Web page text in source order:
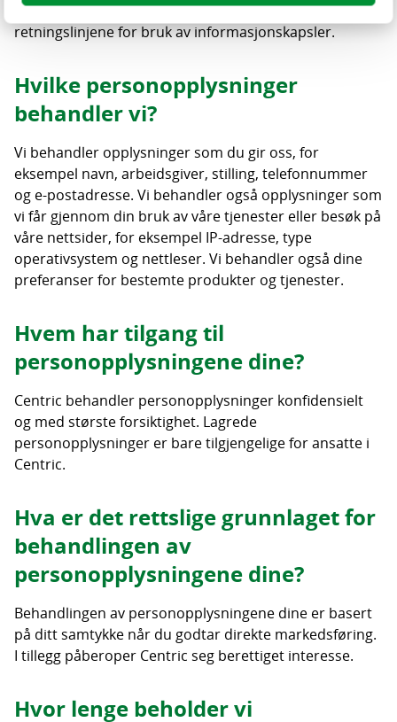
detaljert oversikt over informasjonskapslene vi bruker i
retningslinjene for bruk av informasjonskapsler.
Hvilke personopplysninger
behandler vi?
Vi behandler opplysninger som du gir oss, for
eksempel navn, arbeidsgiver, stilling, telefonnummer
og e-postadresse. Vi behandler også opplysninger som
vi får gjennom din bruk av våre tjenester eller besøk på
våre nettsider, for eksempel IP-adresse, type
operativsystem og nettleser. Vi behandler også dine
preferanser for bestemte produkter og tjenester.
Hvem har tilgang til
personopplysningene dine?
Centric behandler personopplysninger konfidensielt
og med største forsiktighet. Lagrede
personopplysninger er bare tilgjengelige for ansatte i
Centric.
Hva er det rettslige grunnlaget for
behandlingen av
personopplysningene dine?
Behandlingen av personopplysningene dine er basert
på ditt samtykke når du godtar direkte markedsføring.
I tillegg påberoper Centric seg berettiget interesse.
Hvor lenge beholder vi